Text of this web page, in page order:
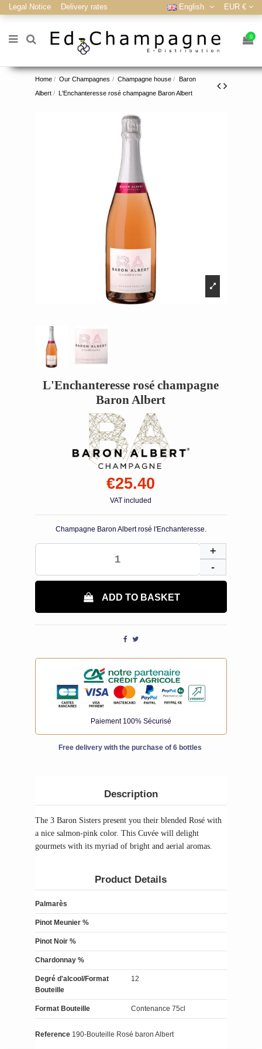
Legal Notice Delivery rates English EUR €
0
Home Our Champagnes Champagne house
Baron
Albert
L'Enchanteresse rosé champagne Baron Albert
L'Enchanteresse rosé champagne
Baron Albert
€25.40
VAT included
Champagne Baron Albert rosé l'Enchanteresse.
ADD TO BASKET
Paiement 100% Sécurisé
Free delivery with the purchase of 6 bottles
Description
The 3 Baron Sisters present you their blended Rosé with
a nice salmon-pink color. This Cuvée will delight
gourmets with its myriad of bright and aerial aromas.
Product Details
Palmarès
Pinot Meunier %
Pinot Noir %
Chardonnay %
Degré d'alcool/Format
Bouteille
12
Format Bouteille Contenance 75cl
Reference 190-Bouteille Rosé baron Albert